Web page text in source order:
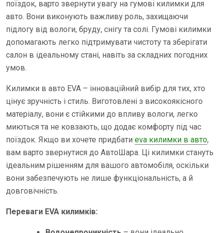
поїздок, варто звернути увагу на гумові килимки для
авто. Вони виконують важливу роль, захищаючи
підлогу від вологи, бруду, снігу та солі. Гумові килимки
допомагають легко підтримувати чистоту та зберігати
салон в ідеальному стані, навіть за складних погодних
умов.
Килимки в авто EVA – інноваційний вибір для тих, хто
цінує зручність і стиль. Виготовлені з високоякісного
матеріалу, вони є стійкими до впливу вологи, легко
миються та не ковзають, що додає комфорту під час
поїздок. Якщо ви хочете придбати eva килимки в авто,
вам варто звернутися до АвтоШара. Ці килимки стануть
ідеальним рішенням для вашого автомобіля, оскільки
вони забезпечують не лише функціональність, а й
довговічність.
Переваги EVA килимків: